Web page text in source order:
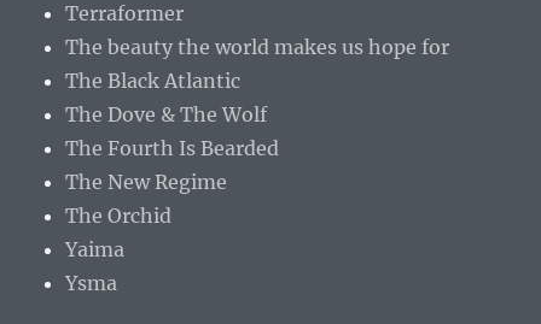
Terraformer
The beauty the world makes us hope for
The Black Atlantic
The Dove & The Wolf
The Fourth Is Bearded
The New Regime
The Orchid
Yaima
Ysma